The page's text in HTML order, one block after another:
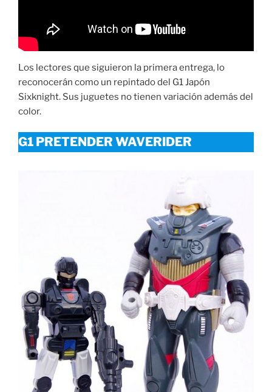
Los lectores que siguieron la primera entrega, lo
reconocerán como un repintado del G1 Japón
Sixknight. Sus juguetes no tienen variación además del
color.
G1 PRETENDER WAVERIDER